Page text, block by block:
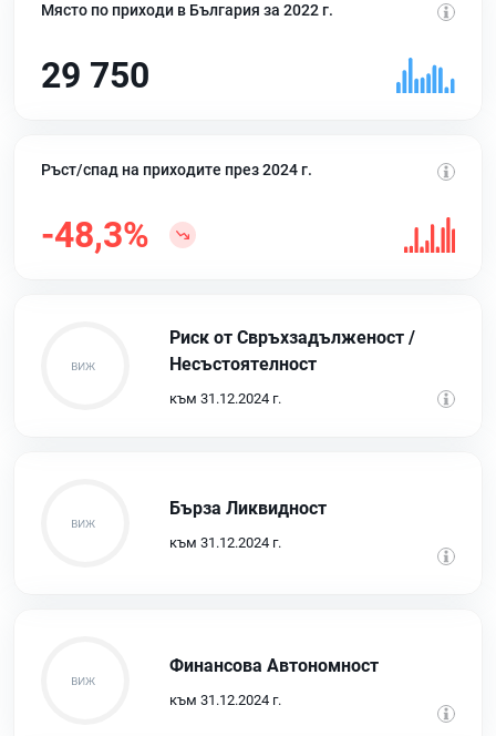
Място по приходи в България за 2022 г.
29 750
Ръст/спад на приходите през 2024 г.
-48,3%
Риск от Свръхзадълженост /
Несъстоятелност
към 31.12.2024 г.
Бърза Ликвидност
към 31.12.2024 г.
Финансова Автономност
към 31.12.2024 г.